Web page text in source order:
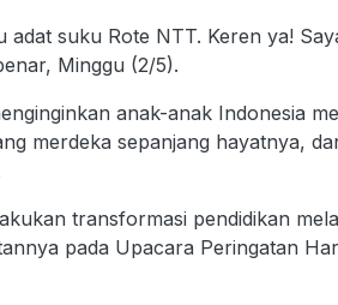
suku Rote NTT. Keren ya!
Minggu (2/5).
anak-anak Indonesia
merdeka sepanjang hayatnya,
transformasi pendidikan
pada Upacara Peringatan